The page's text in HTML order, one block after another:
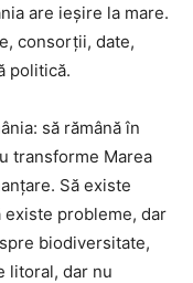
are ieșire la mare.
consorții, date,
politică.
să rămână în
transforme Marea
Să existe
probleme, dar
biodiversitate,
litoral, dar nu